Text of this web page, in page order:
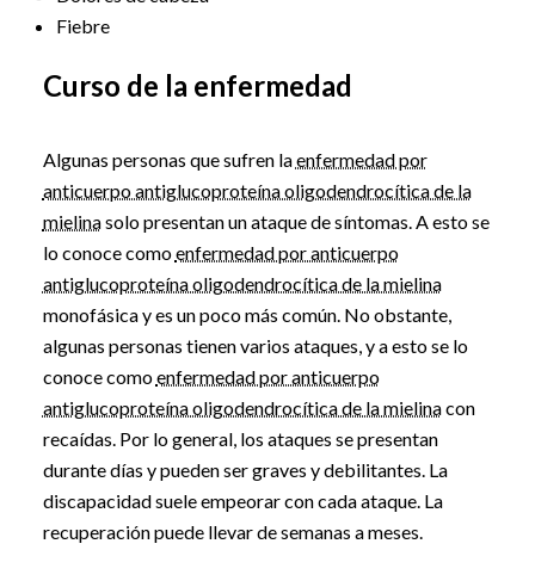
Fiebre
Curso de la enfermedad
Algunas personas que sufren laenfermedad por
anticuerpo antiglucoproteína oligodendrocítica de la
mielinasolo presentan un ataque de síntomas. A esto se
lo conoce comoenfermedad por anticuerpo
antiglucoproteína oligodendrocítica de la mielina
monofásica y es un poco más común. No obstante,
algunas personas tienen varios ataques, y a esto se lo
conoce comoenfermedad por anticuerpo
antiglucoproteína oligodendrocítica de la mielinacon
recaídas. Por lo general, los ataques se presentan
durante días y pueden ser graves y debilitantes. La
discapacidad suele empeorar con cada ataque. La
recuperación puede llevar de semanas a meses.